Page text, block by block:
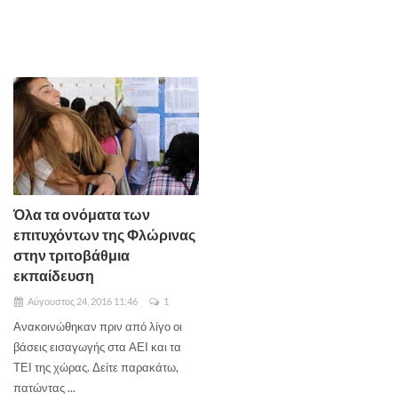
Όλα τα ονόματα των
επιτυχόντων της Φλώρινας
στην τριτοβάθμια
εκπαίδευση
Αύγουστος 24, 2016 11:46 1
Ανακοινώθηκαν πριν από λίγο οι
βάσεις εισαγωγής στα ΑΕΙ και τα
ΤΕΙ της χώρας. Δείτε παρακάτω,
πατώντας ...